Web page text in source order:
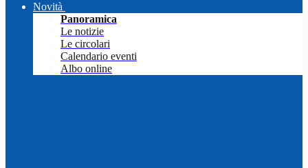
Novità
Panoramica
Le notizie
Le circolari
Calendario eventi
Albo online